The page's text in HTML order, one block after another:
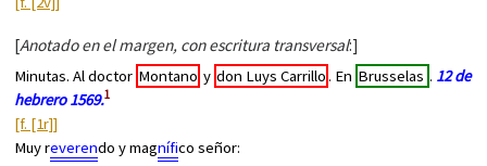
[Anotado en el margen, con escritura transversal:]
Minutas. Al doctor Montano y don Luys Carrillo. En Brusselas . 12 de
hebrero 1569.1
[f. [1r]]
Muy reverendo y magnífico señor: